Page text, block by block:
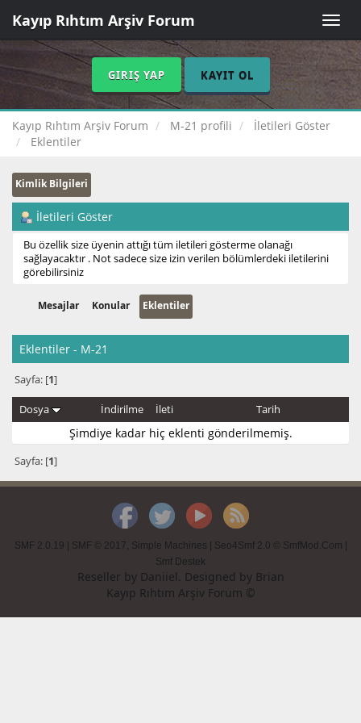
Toggle
Kayıp Rıhtım Arşiv Forum
GIRIŞ YAP KAYIT OL
Kayıp Rıhtım Arşiv Forum M-21 profili
İletileri Göster
Eklentiler
Kimlik Bilgileri
İletileri Göster
Bu özellik size üyenin attığı tüm iletileri gösterme olanağı
sağlayacaktır . Not sadece size izin verilen bölümlerdeki iletilerini
görebilirsiniz
Mesajlar Konular Eklentiler
Eklentiler - M-21
Sayfa: [1]
Dosya İndirilme İleti Tarih
Şimdiye kadar hiç eklenti gönderilmemiş.
Sayfa: [1]
SMF 2.0.19 | SMF © 2017 Simple Machines | Seo4Smf 2.0 © SmfMod.Com |
Smf Destek
Reseller by Daniiel. Designed by Brian
Kayıp Rıhtım Arşiv Forum ©